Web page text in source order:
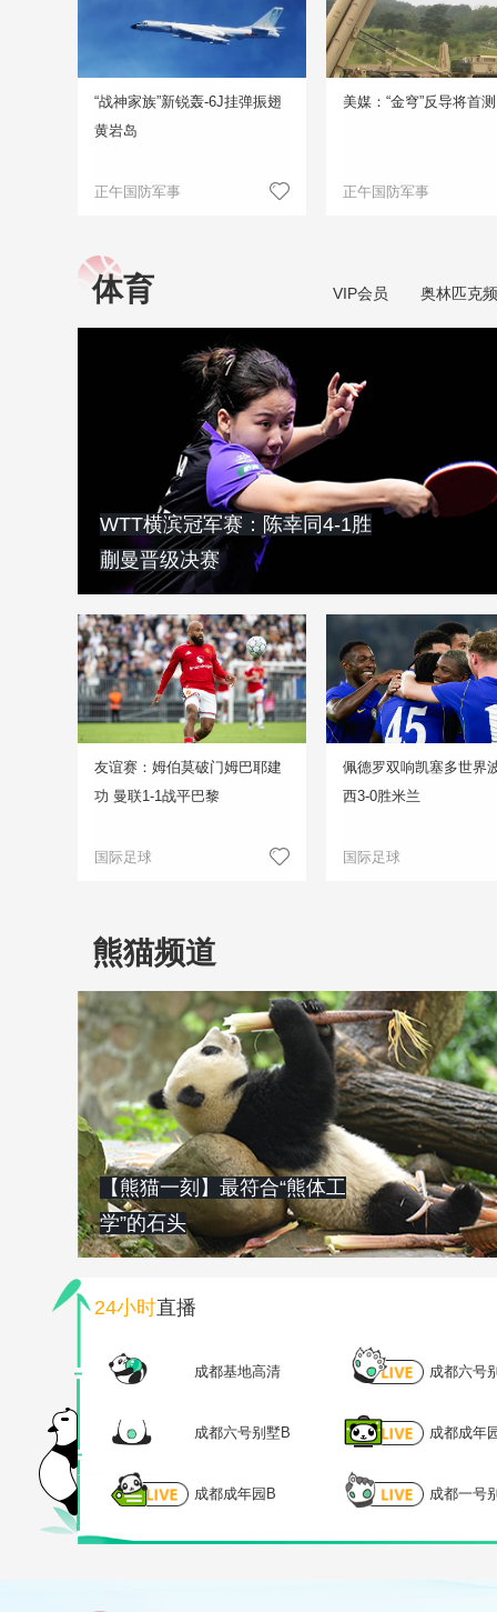
“战神家族”新锐轰-6J挂弹振翅
黄岩岛
正午国防军事
美媒：“金穹”反导将首测
正午国防军事
体育 VIP会员 奥林匹克
WTT横滨冠军赛：陈幸同4-1胜
蒯曼晋级决赛
友谊赛：姆伯莫破门姆巴耶建
功 曼联1-1战平巴黎
国际足球
佩德罗双响凯塞多世界
西3-0胜米兰
国际足球
熊猫频道
【熊猫一刻】最符合“熊体工
学”的石头
24小时直播
成都基地高清 成都六号
成都六号别墅B 成都成年
成都成年园B 成都一号